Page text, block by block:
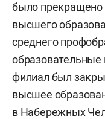
было прекращено
высшего
среднего
филиал был
высшее
в Набережных